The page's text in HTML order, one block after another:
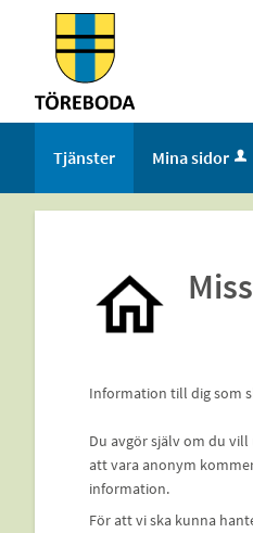
Välkommen
tjänster
kommunTjänster Mina sidor
Information till dig som
Du avgör själv om du
att vara anonym
information.
För att vi ska kunna